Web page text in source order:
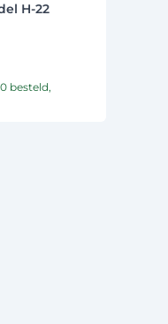
H-22
besteld,